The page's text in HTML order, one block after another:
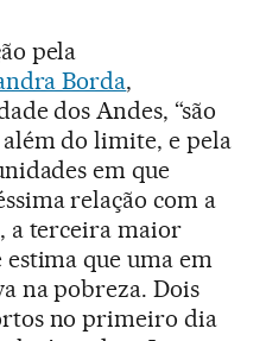
pela
Borda,
dos Andes, “são
do limite, e pela
em que
relação com a
, a terceira maior
que uma em
na pobreza. Dois
no primeiro dia